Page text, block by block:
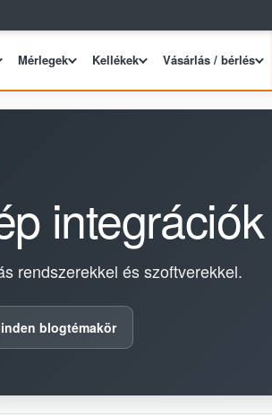
Mérlegek Kellékek Vásárlás / bérlés
integrációk
rendszerekkel és szoftverekkel.
blogtémakör